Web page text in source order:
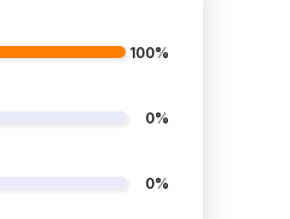
100%
0%
0%